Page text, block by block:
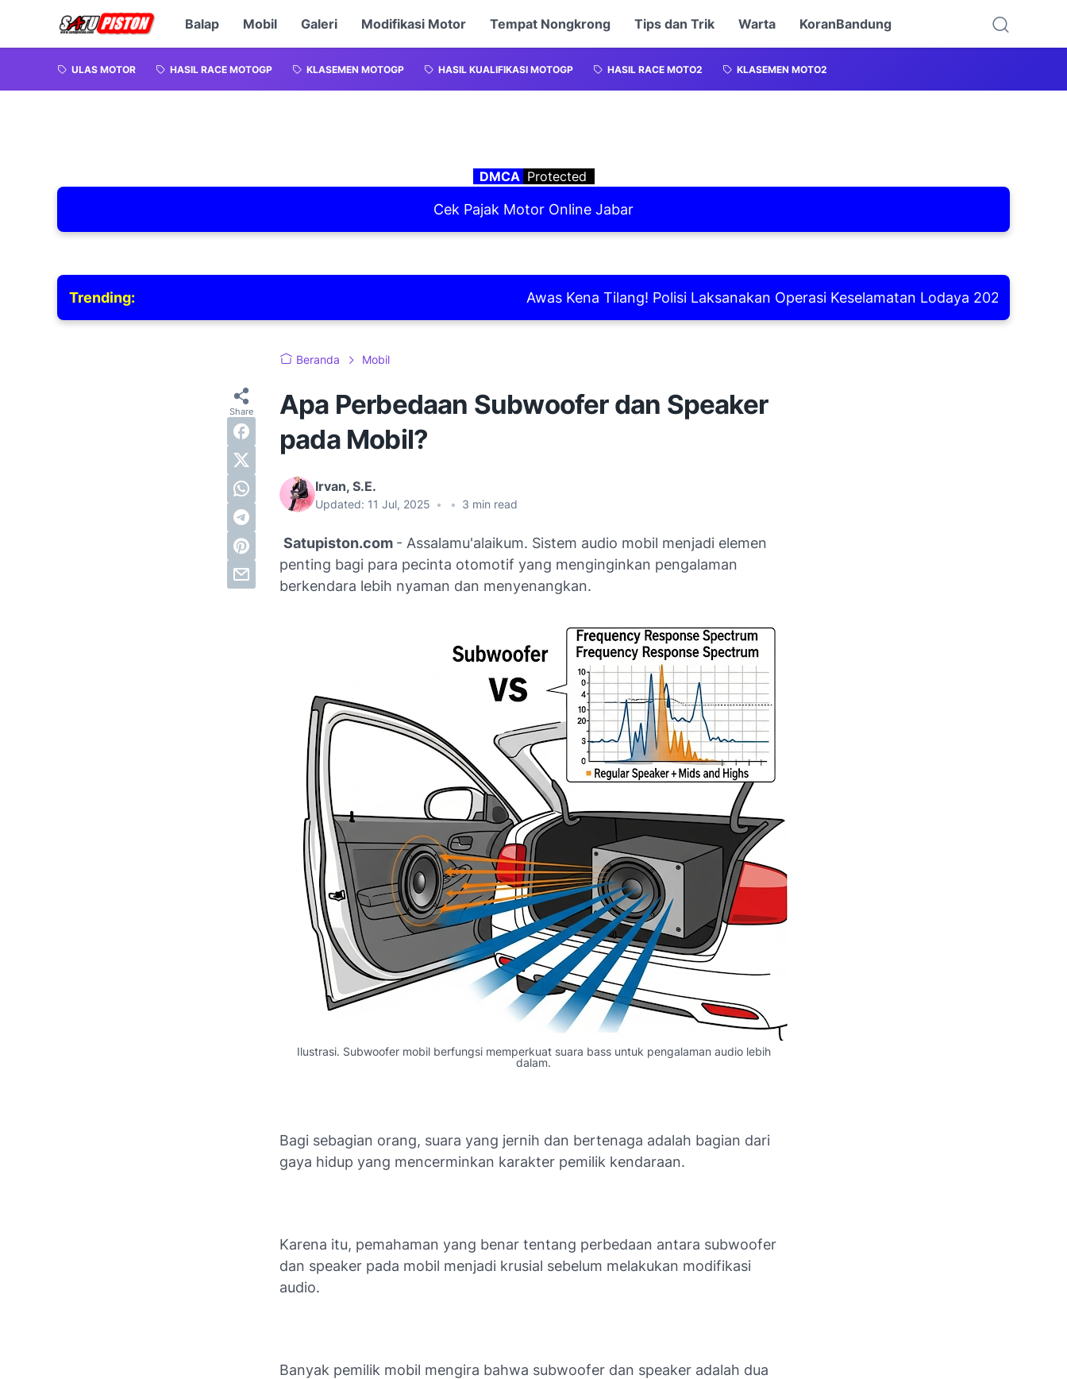
Balap Mobil Galeri Modifikasi Motor Tempat Nongkrong Tips dan Trik Warta KoranBandung
ULAS MOTOR HASIL RACE MOTOGP KLASEMEN MOTOGP HASIL KUALIFIKASI MOTOGP HASIL RACE MOTO2 KLASEMEN MOTO2
DMCA Protected
Cek Pajak Motor Online Jabar
Trending: Awas Kena Tilang! Polisi Laksanakan Operasi Keselamatan Lodaya 2026
Beranda Mobil
Apa Perbedaan Subwoofer dan Speaker
pada Mobil?
Irvan, S.E.
Updated: 11 Jul, 2025 • • 3 min read
Satupiston.com - Assalamu'alaikum. Sistem audio mobil menjadi elemen
penting bagi para pecinta otomotif yang menginginkan pengalaman
berkendara lebih nyaman dan menyenangkan.
Ilustrasi. Subwoofer mobil berfungsi memperkuat suara bass untuk pengalaman audio lebih
dalam.
Bagi sebagian orang, suara yang jernih dan bertenaga adalah bagian dari
gaya hidup yang mencerminkan karakter pemilik kendaraan.
Karena itu, pemahaman yang benar tentang perbedaan antara subwoofer
dan speaker pada mobil menjadi krusial sebelum melakukan modifikasi
audio.
Banyak pemilik mobil mengira bahwa subwoofer dan speaker adalah dua